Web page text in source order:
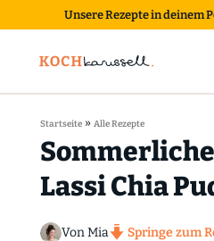
Unsere Rezepte in deinem
Startseite» Alle Rezepte
Lassi Chia
Von Mia Springe zum